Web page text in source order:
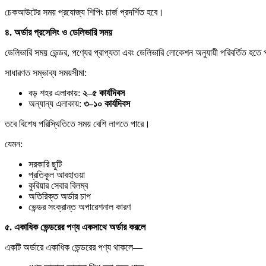
চেকআউটের সময় প্রযোজ্য শিপিং চার্জ প্রদর্শিত হবে।
৪. অর্ডারপ্রসেসিংও ডেলিভারিসময়
ডেলিভারি সময় ভেন্ডর, পণ্যের প্রাপ্যতা এবং ডেলিভারি লোকেশন অনুযায়ী পরিবর্তিত হতে
সাধারণত সম্ভাব্য সময়সীমা:
বড় শহর এলাকায়: ২–৫ কার্যদিবস
অন্যান্য এলাকায়: ৩–১০ কার্যদিবস
তবে বিশেষ পরিস্থিতিতে সময় বেশি লাগতে পারে।
যেমন:
সরকারি ছুটি
প্রতিকূল আবহাওয়া
কুরিয়ার সেবার বিলম্ব
অতিরিক্ত অর্ডার চাপ
ভেন্ডর সংক্রান্ত অপারেশনাল কারণ
৫. একাধিকভেন্ডরেরপণ্যএকসাথেঅর্ডারকরলে
একটি অর্ডারে একাধিক ভেন্ডরের পণ্য থাকলে—